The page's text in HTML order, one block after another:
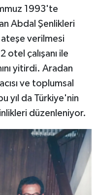
1993'te
Abdal Şenlikleri
ateşe verilmesi
otel çalışanı ile
yitirdi. Aradan
ve toplumsal
yıl da Türkiye'nin
düzenleniyor.